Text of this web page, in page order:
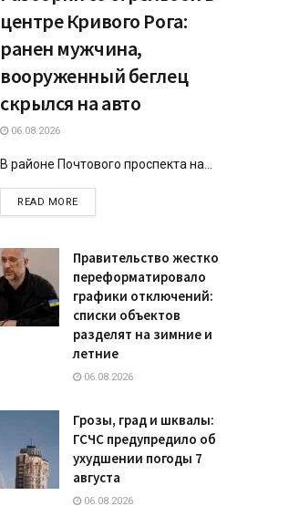
центре Кривого Рога:
ранен мужчина,
вооруженный беглец
скрылся на авто
06.08.2026
В районе Почтового проспекта на...
READ MOREDETAILS
Правительство жестко
переформатировало
графики отключений:
списки объектов
разделят на зимние и
летние
06.08.2026
Грозы, град и шквалы:
ГСЧС предупредило об
ухудшении погоды 7
августа
06.08.2026